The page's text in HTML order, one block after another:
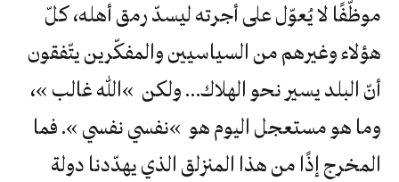
موظّفًا لا يُعوّل على أجرته ليسدّ رمق أهله، كلّ
هؤلاء وغيرهم من السياسيين والمفكّرين يتّفقون
أنّ البلد يسير نحو الهلاك… ولكن »الله غالب »،
وما هو مستعجل اليوم هو »نفسي نفسي ». فما
المخرج إذًا من هذا المنزلق الذي يهدّدنا دولة